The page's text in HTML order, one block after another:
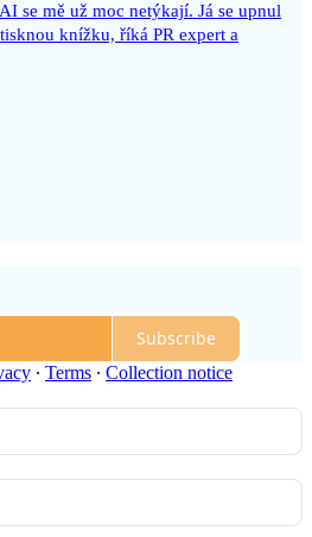
se mě už moc netýkají. Já se upnul
knížku, říká PR expert a
Subscribe
∙ Terms ∙ Collection notice